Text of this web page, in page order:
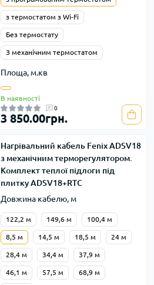
з термостатом з Wi-Fi
Без термостату
З механічним термостатом
Площа, м.кв
В наявності
0
3 850.00грн.
Нагрівальний кабель Fenix ADSV18
з механічним терморегулятором.
Комплект теплої підлоги під
плитку ADSV18+RTC
Довжина кабелю, м
122,2 м 149,6 м 100,4 м
8,5 м 14,5 м 18,5 м 24 м
28,4 м 34,4 м 37,9 м
46,1 м 57,5 м 68,9 м